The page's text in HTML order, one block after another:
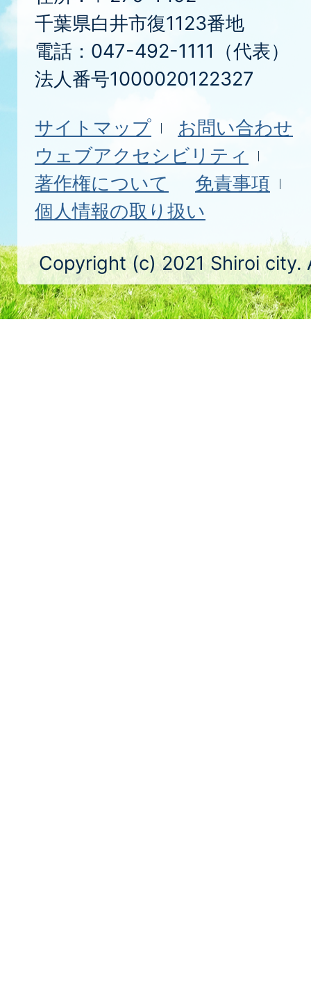
千葉県白井市復1123番地
電話：047-492-1111（代表）
法人番号1000020122327
サイトマップ
お問い合わせ
ウェブアクセシビリティ
著作権について
免責事項
個人情報の取り扱い
Copyright (c) 2021 Shiroi city.